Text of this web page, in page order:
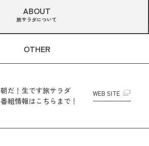
ABOUT
旅サラダについて
OTHER
朝だ！生です旅サラダ
番組情報はこちらまで！
WEB SITE